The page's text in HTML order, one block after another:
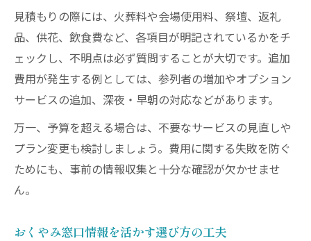
見積もりの際には、火葬料や会場使用料、祭壇、返礼
品、供花、飲食費など、各項目が明記されているかをチ
ェックし、不明点は必ず質問することが大切です。追加
費用が発生する例としては、参列者の増加やオプション
サービスの追加、深夜・早朝の対応などがあります。
万一、予算を超える場合は、不要なサービスの見直しや
プラン変更も検討しましょう。費用に関する失敗を防ぐ
ためにも、事前の情報収集と十分な確認が欠かせませ
ん。
おくやみ窓口情報を活かす選び方の工夫